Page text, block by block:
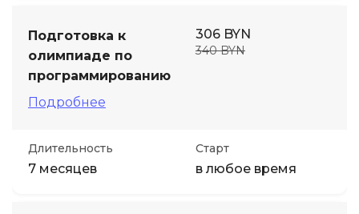
Подготовка к
олимпиаде по
программированию
Подробнее
306 BYN
340 BYN
Длительность
7 месяцев
Старт
в любое время